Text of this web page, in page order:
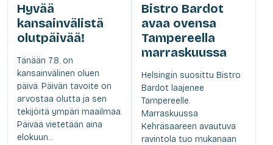
Hyvää
kansainvälistä
olutpäivää!
Tänään 7.8. on
kansainvälinen oluen
päivä. Päivän tavoite on
arvostaa olutta ja sen
tekijöitä ympäri maailmaa.
Päivää vietetään aina
elokuun...
Bistro Bardot
avaa ovensa
Tampereella
marraskuussa
Helsingin suosittu Bistro
Bardot laajenee
Tampereelle.
Marraskuussa
Kehräsaareen avautuva
ravintola tuo mukanaan